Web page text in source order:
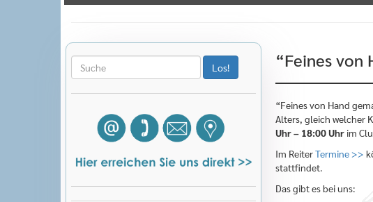
“Feines von
“Feines von Hand
Alters, gleich welcher
Uhr – 18:00 Uhrim
Im ReiterTermine >>
stattfindet.
Das gibt es bei uns: